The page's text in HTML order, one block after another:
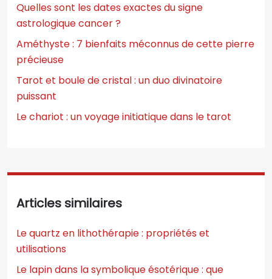
Quelles sont les dates exactes du signe
astrologique cancer ?
Améthyste : 7 bienfaits méconnus de cette pierre
précieuse
Tarot et boule de cristal : un duo divinatoire
puissant
Le chariot : un voyage initiatique dans le tarot
Articles similaires
Le quartz en lithothérapie : propriétés et
utilisations
Le lapin dans la symbolique ésotérique : que